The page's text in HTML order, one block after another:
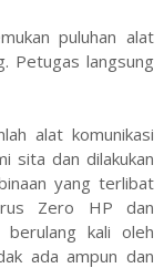
puluhan alat
Petugas langsung
alat komunikasi
sita dan dilakukan
yang terlibat
Zero HP dan
kali oleh
ada ampun dan